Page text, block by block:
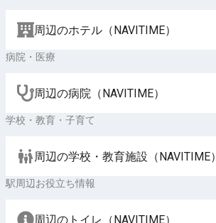
周辺のホテル（NAVITIME）
病院・医療
周辺の病院（NAVITIME）
学校・教育・子育て
周辺の学校・教育施設（NAVITIME）
駅周辺お役立ち情報
周辺のトイレ（NAVITIME）